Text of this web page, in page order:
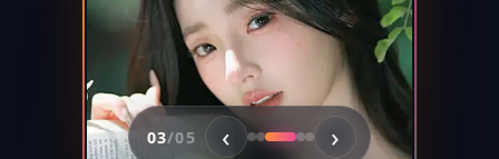
超清
2023
喜剧 / 电影 / 中国大陆
超清
2019
动漫 / 综艺 / 日本
03/05 ‹ ›